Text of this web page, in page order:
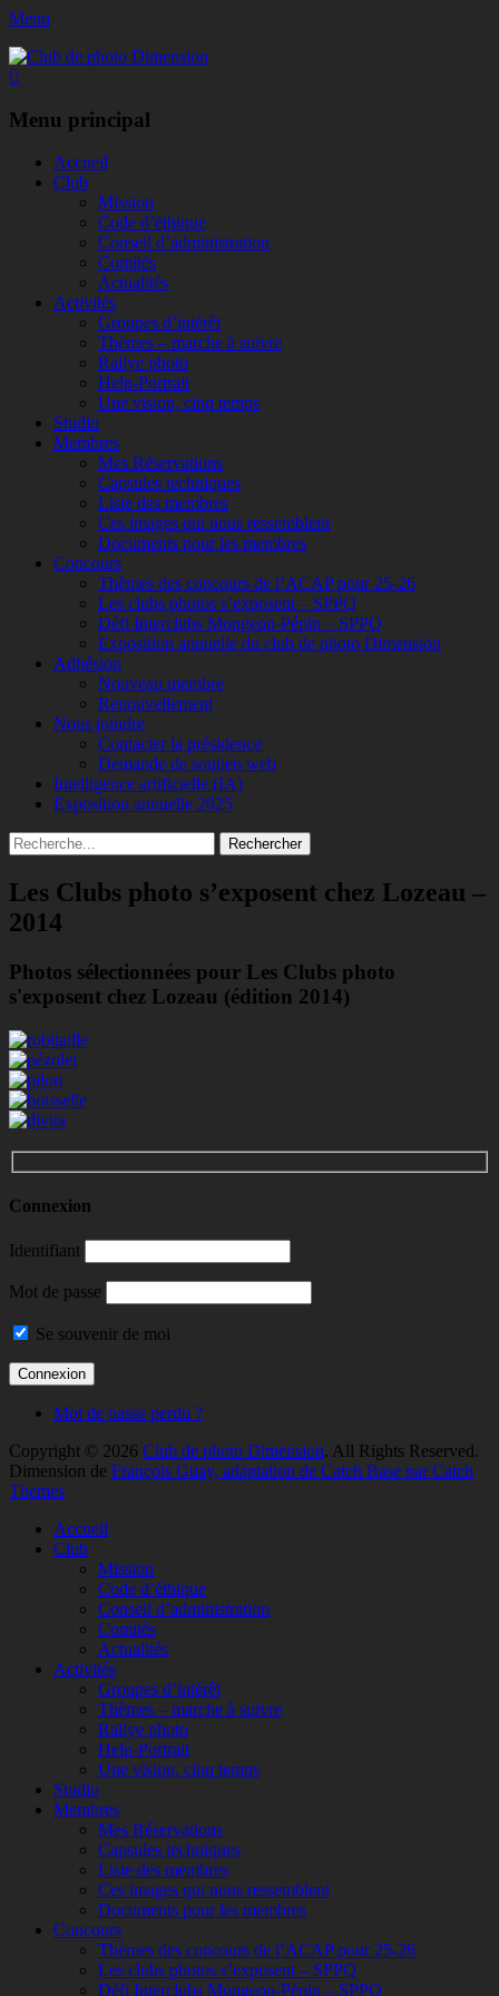
Menu
Club de photo Dimension
Menu principal
Aller
Accueil
Club
Mission
Code d’éthique
Conseil d’administration
Comités
Actualités
Activités
Groupes d’intérêt
Thèmes – marche à suivre
Rallye photo
Help-Portrait
Une vision, cinq temps
Studio
Membres
Mes Réservations
Capsules techniques
Liste des membres
Ces images qui nous ressemblent
Documents pour les membres
Concours
Thèmes des concours de l’ACAP pour 25-26
Les clubs photos s’exposent – SPPQ
Défi Interclubs Mongeon-Pépin – SPPQ
Exposition annuelle du club de photo Dimension
Adhésion
Nouveau membre
Renouvellement
Nous joindre
Contacter la présidence
Demande de soutien web
Intelligence artificielle (IA)
Exposition annuelle 2025
Recherche
Rechercher :
Les Clubs photo s’exposent chez Lozeau –
2014
Photos sélectionnées pour Les Clubs photo
s'exposent chez Lozeau (édition 2014)
Connexion
Identifiant
Mot de passe
Se souvenir de moi
Mot de passe perdu ?
Copyright © 2026 Club de photo Dimension. All Rights Reserved.
Dimension de François Guay, adaptation de Catch Base par Catch
Themes
remonterAccueil
Club
Mission
Code d’éthique
Conseil d’administration
Comités
Actualités
Activités
Groupes d’intérêt
Thèmes – marche à suivre
Rallye photo
Help-Portrait
Une vision, cinq temps
Studio
Membres
Mes Réservations
Capsules techniques
Liste des membres
Ces images qui nous ressemblent
Documents pour les membres
Concours
Thèmes des concours de l’ACAP pour 25-26
Les clubs photos s’exposent – SPPQ
Défi Interclubs Mongeon-Pépin – SPPQ